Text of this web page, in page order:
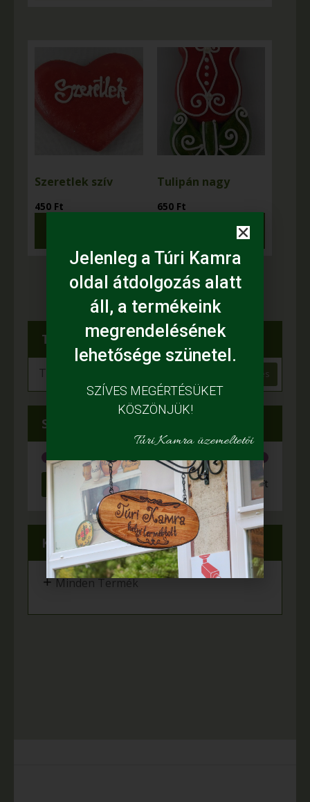
Szeretlek szív
450 Ft
Tulipán nagy
650 Ft
Termékkereső
Keresés
Szűrés ár szerint
Szűrés Ár:150 Ft— 900 Ft
Kategóriák
+ Minden Termék
Jelenleg a Túri Kamra
oldal átdolgozás alatt
áll, a termékeink
megrendelésének
lehetősége szünetel.
SZÍVES MEGÉRTÉSÜKET
KÖSZÖNJÜK!
Túri Kamra üzemeltetői